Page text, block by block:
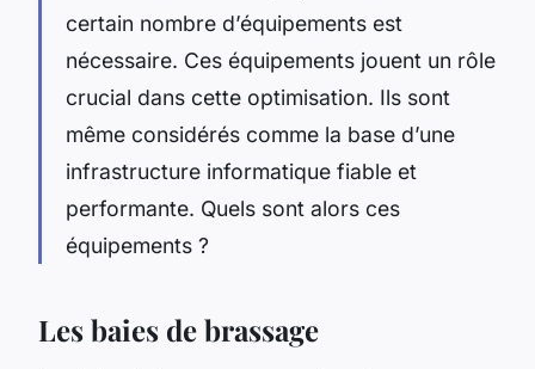
certain nombre d’équipements est
nécessaire. Ces équipements jouent un rôle
crucial dans cette optimisation. Ils sont
même considérés comme la base d’une
infrastructure informatique fiable et
performante. Quels sont alors ces
équipements ?
Les baies de brassage